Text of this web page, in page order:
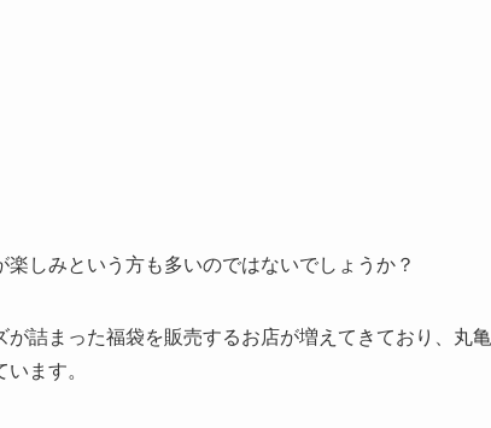
しみという方も多いのではないでしょうか？
詰まった福袋を販売するお店が増えてきており、丸
ます。